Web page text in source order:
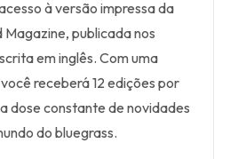
à versão impressa da
Magazine, publicada nos
em inglês. Com uma
receberá 12 edições por
dose constante de novidades
do bluegrass.